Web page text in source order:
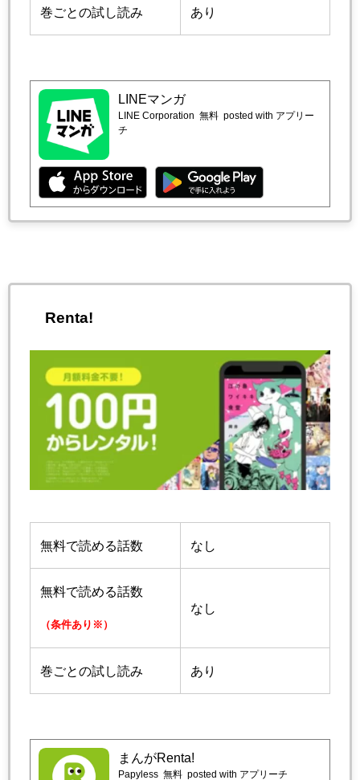
巻ごとの試し読み あり
LINEマンガ
LINE Corporation 無料 posted with アプリー
チ
Renta!
無料で読める話数 なし
無料で読める話数
（条件あり※）
なし
巻ごとの試し読み あり
まんがRenta!
Papyless 無料 posted with アプリーチ